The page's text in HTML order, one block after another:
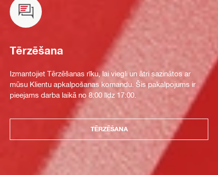
Tērzēšana
Izmantojiet Tērzēšanas rīku, lai viegli un ātri sazinātos ar
mūsu Klientu apkalpošanas komandu. Šis pakalpojums ir
pieejams darba laikā no 8:00 līdz 17:00.
TĒRZĒŠANA